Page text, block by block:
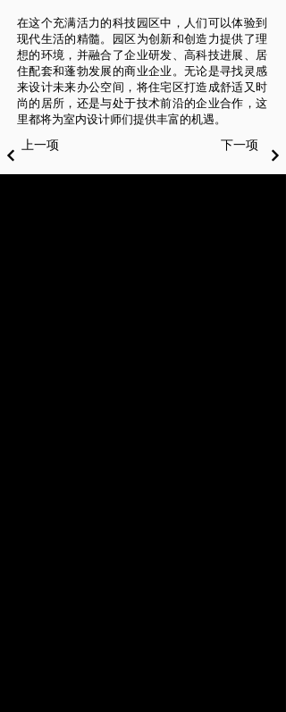
在这个充满活力的科技园区中，人们可以体验到
现代生活的精髓。园区为创新和创造力提供了理
想的环境，并融合了企业研发、高科技进展、居
住配套和蓬勃发展的商业企业。无论是寻找灵感
来设计未来办公空间，将住宅区打造成舒适又时
尚的居所，还是与处于技术前沿的企业合作，这
里都将为室内设计师们提供丰富的机遇。
上一项 下一项